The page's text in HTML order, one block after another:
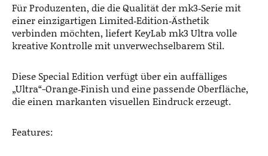
Für Produzenten, die die Qualität der mk3‑Serie mit
einer einzigartigen Limited‑Edition‑Ästhetik
verbinden möchten, liefert KeyLab mk3 Ultra volle
kreative Kontrolle mit unverwechselbarem Stil.
Diese Special Edition verfügt über ein auffälliges
„Ultra“-Orange‑Finish und eine passende Oberfläche,
die einen markanten visuellen Eindruck erzeugt.
Features: